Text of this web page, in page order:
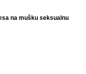
na mušku seksualnu